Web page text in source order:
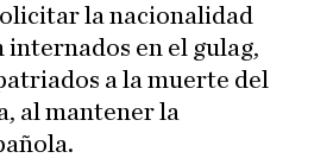
la nacionalidad
en el gulag,
a la muerte del
al mantener la